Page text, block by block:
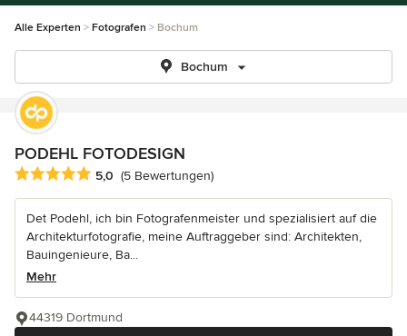
Alle Experten Fotografen Bochum
Bochum
PODEHL FOTODESIGN
Durchschnittliche Bewertung: 5 von 5 Sternen
5,0 (5 Bewertungen)
Det Podehl, ich bin Fotografenmeister und spezialisiert auf die
Architekturfotografie, meine Auftraggeber sind: Architekten,
Bauingenieure, Ba...
Mehr
44319 Dortmund